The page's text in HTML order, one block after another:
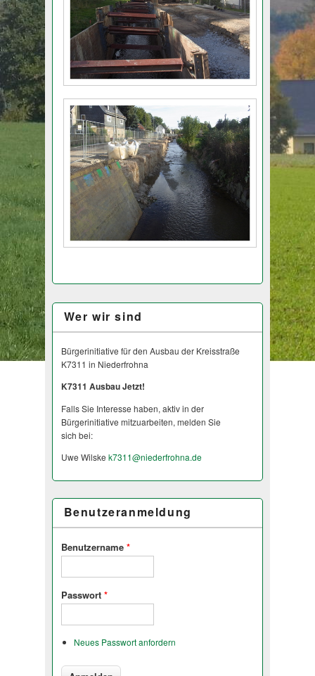
Wer wir sind
Bürgerinitiative für den Ausbau der Kreisstraße
K7311 in Niederfrohna
K7311 Ausbau Jetzt!
Falls Sie Interesse haben, aktiv in der
Bürgerinitiative mitzuarbeiten, melden Sie
sich bei:
Uwe Wilske k7311@niederfrohna.de
Benutzeranmeldung
Benutzername *
Passwort *
Neues Passwort anfordern